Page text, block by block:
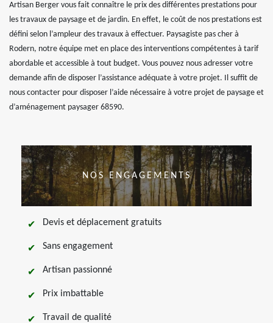
Artisan Berger vous fait connaître le prix des différentes prestations pour
les travaux de paysage et de jardin. En effet, le coût de nos prestations est
défini selon l’ampleur des travaux à effectuer. Paysagiste pas cher à
Rodern, notre équipe met en place des interventions compétentes à tarif
abordable et accessible à tout budget. Vous pouvez nous adresser votre
demande afin de disposer l’assistance adéquate à votre projet. Il suffit de
nous contacter pour disposer l’aide nécessaire à votre projet de paysage et
d’aménagement paysager 68590.
NOS ENGAGEMENTS
Devis et déplacement gratuits
Sans engagement
Artisan passionné
Prix imbattable
Travail de qualité